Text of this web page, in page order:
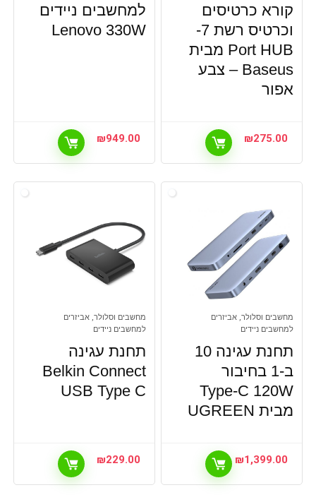
קורא כרטיסים
וכרטיס רשת 7-
Port HUB מבית
Baseus – צבע
אפור
₪275.00
למחשבים ניידים
Lenovo 330W
₪949.00
מחשבים וסלולר, אביזרים
למחשבים ניידים
תחנת עגינה 10
ב-1 בחיבור
Type-C 120W
מבית UGREEN
₪1,399.00
מחשבים וסלולר, אביזרים
למחשבים ניידים
תחנת עגינה
Belkin Connect
USB Type C
₪229.00